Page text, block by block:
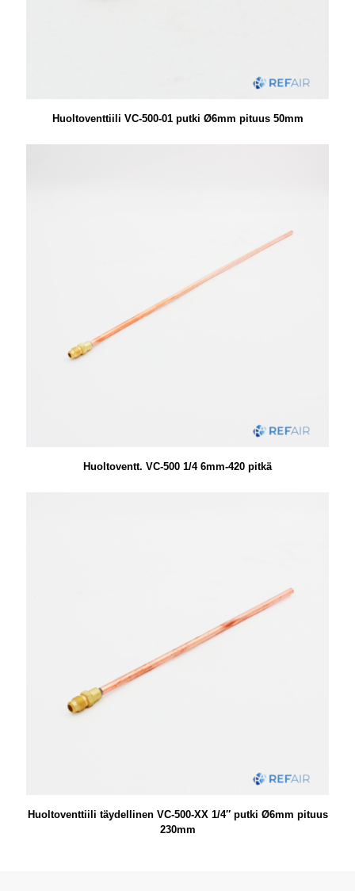
Huoltoventtiili VC-500-01 putki Ø6mm pituus 50mm
Huoltoventt. VC-500 1/4 6mm-420 pitkä
Huoltoventtiili täydellinen VC-500-XX 1/4″ putki Ø6mm pituus
230mm